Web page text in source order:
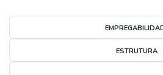
ESTRUTURA